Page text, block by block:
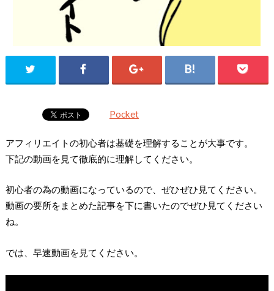
Pocket
アフィリエイトの初心者は基礎を理解することが大事です。
下記の動画を見て徹底的に理解してください。
初心者の為の動画になっているので、ぜひぜひ見てください。
動画の要所をまとめた記事を下に書いたのでぜひ見てください
ね。
では、早速動画を見てください。